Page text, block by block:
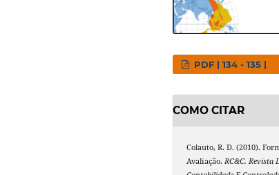
PDF | 134 - 135 |
COMO CITAR
Colauto, R. D. (2010).
Avaliação.RC&C. Revista